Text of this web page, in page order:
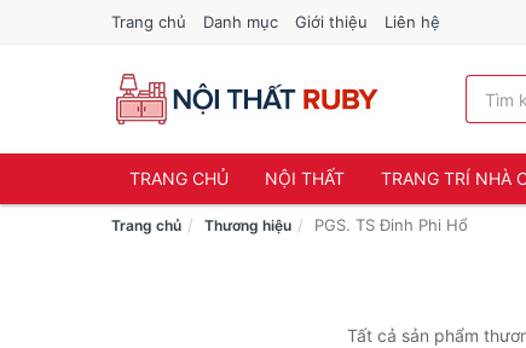
Trang chủ Danh mục Giới thiệu Liên hệ
TRANG CHỦ NỘI THẤT TRANG TRÍ NHÀ
Trang chủ Thương hiệu PGS. TS Đinh Phi Hổ
Tất cả sản phẩm